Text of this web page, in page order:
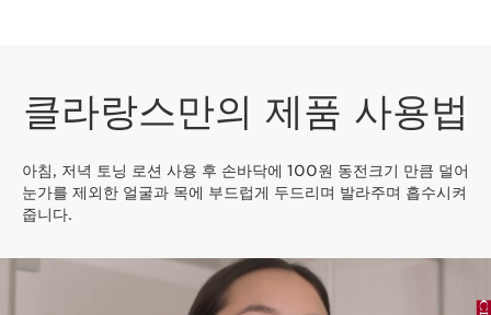
클라랑스만의 제품 사용법
아침, 저녁 토닝 로션 사용 후 손바닥에 100원 동전크기 만큼 덜어
눈가를 제외한 얼굴과 목에 부드럽게 두드리며 발라주며 흡수시켜
줍니다.